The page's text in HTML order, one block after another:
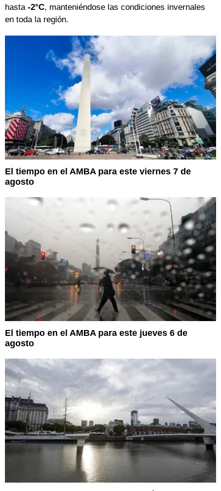
hasta -2°C, manteniéndose las condiciones invernales
en toda la región.
El tiempo en el AMBA para este viernes 7 de
agosto
El tiempo en el AMBA para este jueves 6 de
agosto